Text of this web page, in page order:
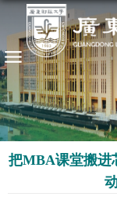
把MBA课堂搬进